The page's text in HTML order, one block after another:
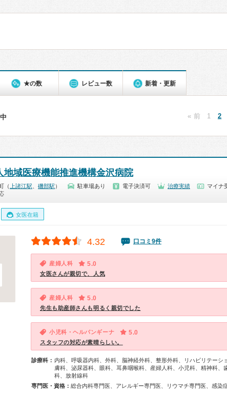
★の数 レビュー数 新着・更新
« 前 1 2
地域医療機能推進機構金沢病院
（ 上諸江駅 磯部駅 ） 駐車場あり 電子決済可 治療実績
マイナ
女医在籍
4.32 口コミ9件
産婦人科 5.0
女医さんが親切で、人気
産婦人科 5.0
先生も助産師さんも明るく親切でした
小児科・ヘルパンギーナ 5.0
スタッフの対応が素晴らしい。
診療科： 内科、呼吸器内科、外科、脳神経外科、整形外科、リハビリテーシ
膚科、泌尿器科、眼科、耳鼻咽喉科、産婦人科、小児科、精神科、
科、放射線科
専門医・資格：